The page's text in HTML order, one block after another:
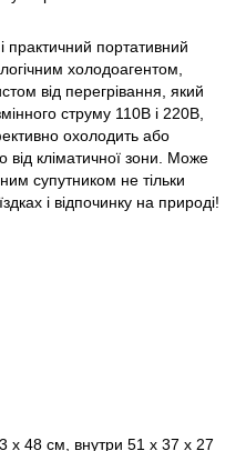
практичний портативний
холодоагентом,
від перегрівання, який
струму 110В і 220В,
охолодить або
від кліматичної зони. Може
супутником не тільки
і відпочинку на природі!
х 48 см, внутри 51 х 37 х 27